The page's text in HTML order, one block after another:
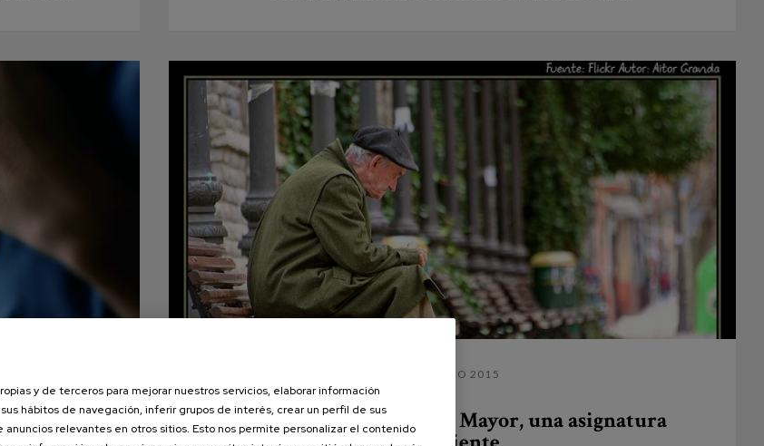
13 MARZO 2015
Insomnio en la Persona Mayor, una asignatura
y de terceros para mejorar nuestros servicios, elaborar información
hábitos de navegación, inferir grupos de interés, crear un perfil de sus
anuncios relevantes en otros sitios. Esto nos permite personalizar el contenido